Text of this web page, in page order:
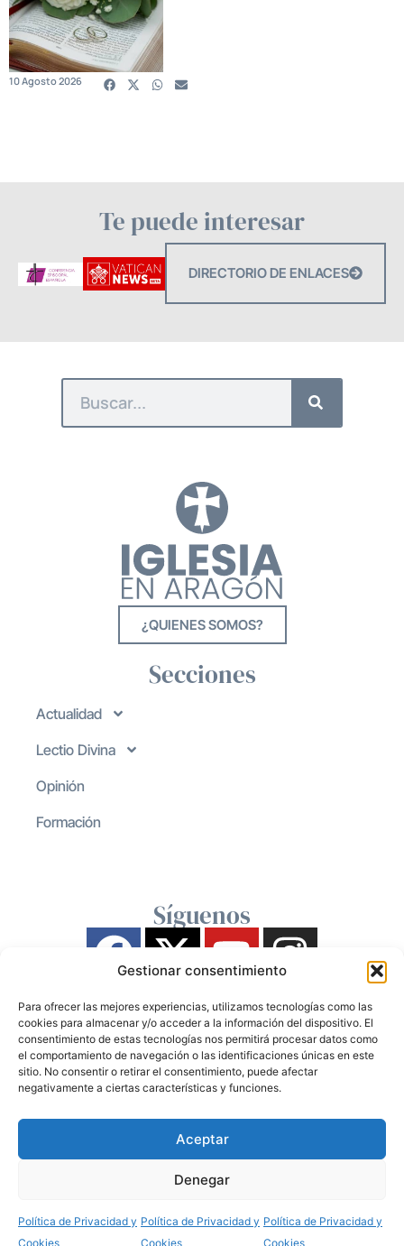
Gestionar consentimiento
Para ofrecer las mejores experiencias, utilizamos tecnologías como las
cookies para almacenar y/o acceder a la información del dispositivo. El
consentimiento de estas tecnologías nos permitirá procesar datos como
el comportamiento de navegación o las identificaciones únicas en este
sitio. No consentir o retirar el consentimiento, puede afectar
negativamente a ciertas características y funciones.
Aceptar
Denegar
Política de Privacidad y
Cookies
Política de Privacidad y
Cookies
Política de Privacidad y
Cookies
10 Agosto 2026
Te puede interesar
DIRECTORIO DE ENLACES
¿QUIENES SOMOS?
Secciones
Actualidad
Lectio Divina
Opinión
Formación
Síguenos